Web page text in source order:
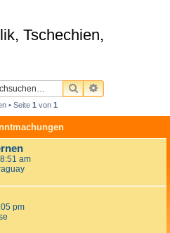
Tschechien,
SUCHEERWEITERTE
• Seite 1 von 1
am
pm